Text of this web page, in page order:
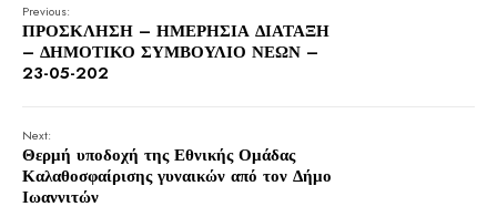
Previous:
ΠΡΟΣΚΛΗΣΗ – ΗΜΕΡΗΣΙΑ ΔΙΑΤΑΞΗ
– ΔΗΜΟΤΙΚΟ ΣΥΜΒΟΥΛΙΟ ΝΕΩΝ –
23-05-202
Next:
Θερμή υποδοχή της Εθνικής Ομάδας
Καλαθοσφαίρισης γυναικών από τον Δήμο
Ιωαννιτών